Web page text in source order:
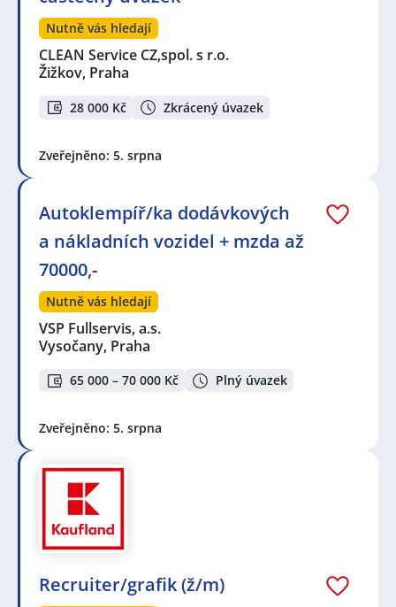
Nutně vás hledají
CLEAN Service CZ,spol. s r.o.
Žižkov, Praha
28 000 Kč Zkrácený úvazek
Zveřejněno: 5. srpna
Autoklempíř/ka dodávkových
a nákladních vozidel + mzda až
70000,-
Nutně vás hledají
VSP Fullservis, a.s.
Vysočany, Praha
65 000 – 70 000 Kč Plný úvazek
Zveřejněno: 5. srpna
Recruiter/grafik (ž/m)